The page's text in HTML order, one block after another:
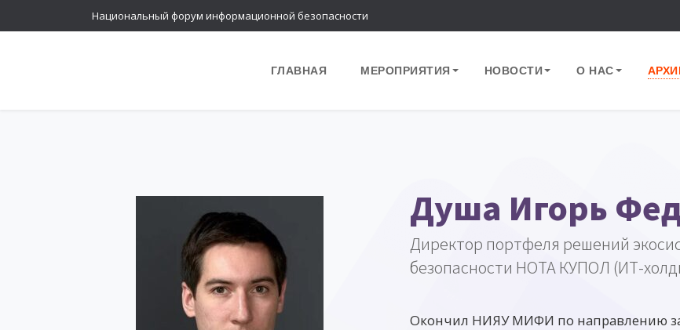
Национальный форум информационной безопасности
ГЛАВНАЯ МЕРОПРИЯТИЯ НОВОСТИ О НАС
Душа Игорь
Директор портфеля решений
безопасности НОТА КУПОЛ (ИТ-
Окончил НИЯУ МИФИ по направлению